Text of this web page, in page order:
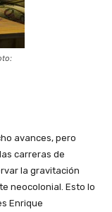
avances, pero
carreras de
la gravitación
neocolonial. Esto lo
Enrique